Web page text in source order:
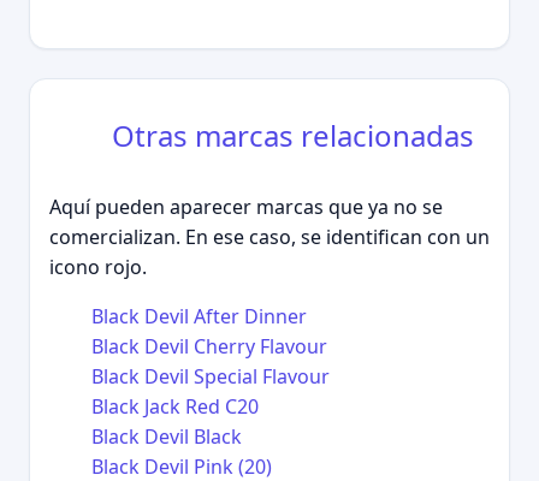
Otras marcas relacionadas
Aquí pueden aparecer marcas que ya no se
comercializan. En ese caso, se identifican con un
icono rojo.
Black Devil After Dinner
Black Devil Cherry Flavour
Black Devil Special Flavour
Black Jack Red C20
Black Devil Black
Black Devil Pink (20)